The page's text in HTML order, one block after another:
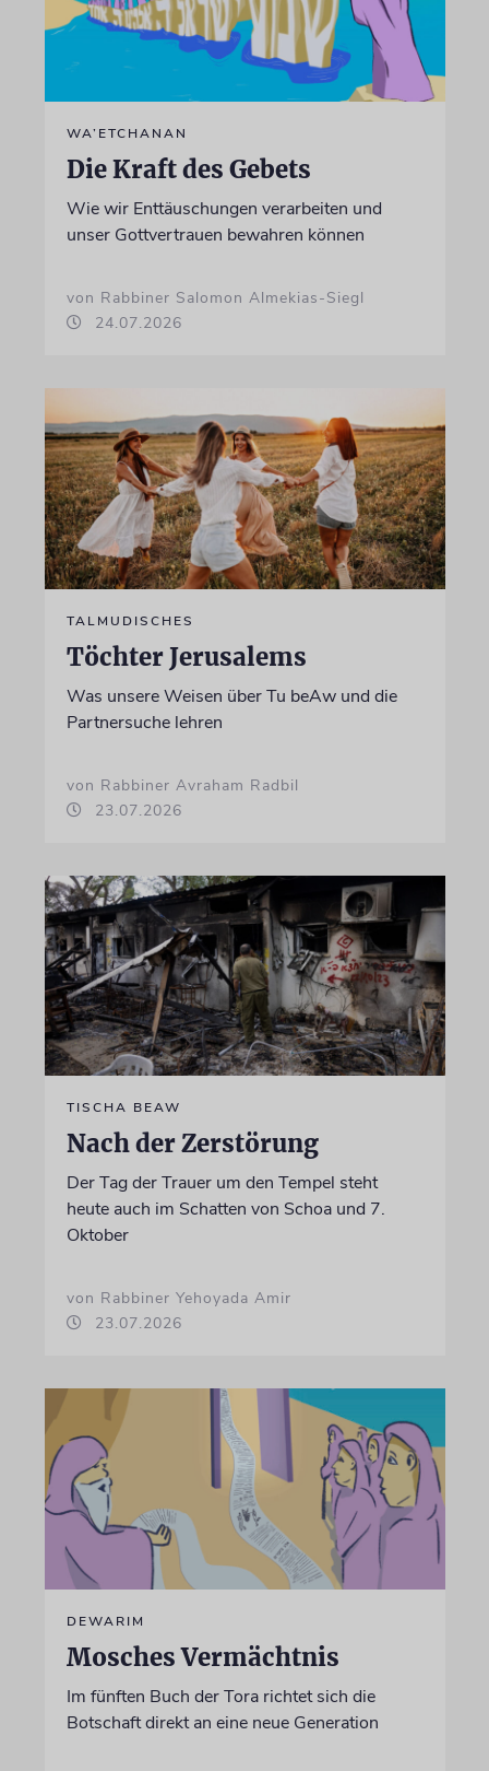
WA’ETCHANAN
Die Kraft des Gebets
Wie wir Enttäuschungen verarbeiten und
unser Gottvertrauen bewahren können
von Rabbiner Salomon Almekias-Siegl
24.07.2026
TALMUDISCHES
Töchter Jerusalems
Was unsere Weisen über Tu beAw und die
Partnersuche lehren
von Rabbiner Avraham Radbil
23.07.2026
TISCHA BEAW
Nach der Zerstörung
Der Tag der Trauer um den Tempel steht
heute auch im Schatten von Schoa und 7.
Oktober
von Rabbiner Yehoyada Amir
23.07.2026
DEWARIM
Mosches Vermächtnis
Im fünften Buch der Tora richtet sich die
Botschaft direkt an eine neue Generation